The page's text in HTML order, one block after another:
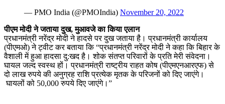
— PMO India (@PMOIndia) November 20, 2022
पीएम मोदी ने जताया दुख, मुआवजे का किया एलान
प्रधानमंत्री नरेंद्र मोदी ने हादसे पर दुख जताया है। प्रधानमंत्री कार्यालय
(पीएमओ) ने ट्वीट कर बताया कि “प्रधानमंत्री नरेंद्र मोदी ने कहा कि बिहार के
वैशाली में हुआ हादसा दु:खद है। शोक संतप्त परिवारों के प्रति मेरी संवेदना।
घायल जल्द स्वस्थ हों। प्रधानमंत्री राष्ट्रीय राहत कोष (पीएमएनआरएफ) से
दो लाख रुपये की अनुग्रह राशि प्रत्येक मृतक के परिजनों को दिए जाएंगे।
घायलों को 50,000 रुपये दिए जाएंगे।”